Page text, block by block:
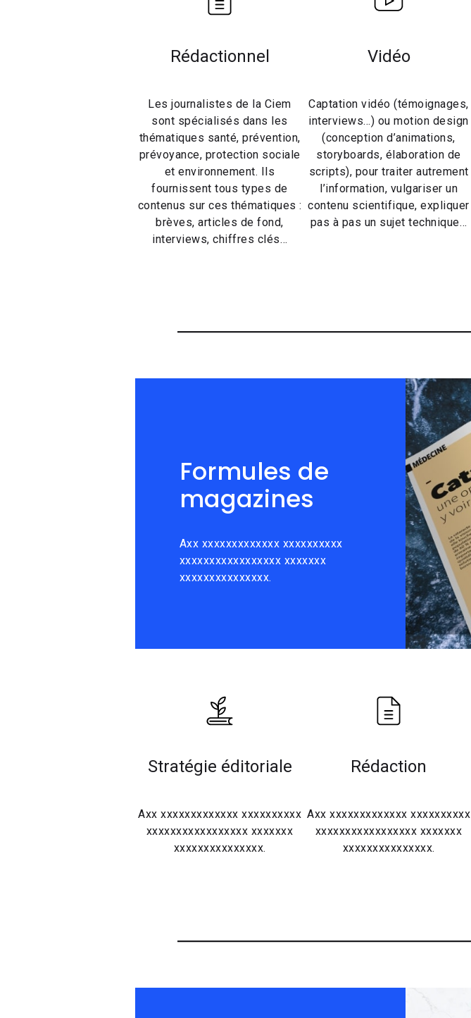
Rédactionnel
Les journalistes de la Ciem
sont spécialisés dans les
thématiques santé, prévention,
prévoyance, protection sociale
et environnement. Ils
fournissent tous types de
contenus sur ces thématiques :
brèves, articles de fond,
interviews, chiffres clés…
Vidéo
Captation vidéo (témoignages,
interviews…) ou motion design
(conception d’animations,
storyboards, élaboration de
scripts), pour traiter autrement
l’information, vulgariser un
contenu scientifique, expliquer
pas à pas un sujet technique…
Formules de
magazines
Axx xxxxxxxxxxxxx xxxxxxxxxx
xxxxxxxxxxxxxxxxx xxxxxxx
xxxxxxxxxxxxxxx.
Stratégie éditoriale
Axx xxxxxxxxxxxxx xxxxxxxxxx
xxxxxxxxxxxxxxxxx xxxxxxx
xxxxxxxxxxxxxxx.
Rédaction
Axx xxxxxxxxxxxxx xxxxxxxxxx
xxxxxxxxxxxxxxxxx xxxxxxx
xxxxxxxxxxxxxxx.